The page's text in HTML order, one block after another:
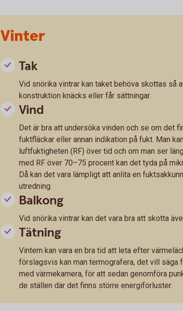
Vinter
Tak
Vid snörika vintrar kan taket behöva skottas så
konstruktion knäcks eller får sättningar.
Vind
Det är bra att undersöka vinden och se om det
fuktfläckar eller annan indikation på fukt. Man
luftfuktigheten (RF) över tid och om man ser
med RF över 70–75 procent kan det tyda på
Då kan det vara lämpligt att anlita en
utredning.
Balkong
Vid snörika vintrar kan det vara bra att skotta
Tätning
Vintern kan vara en bra tid att leta efter
förslagsvis kan man termografera, det vill säga
med värmekamera, för att sedan genomföra
de ställen där det finns större energiförluster.